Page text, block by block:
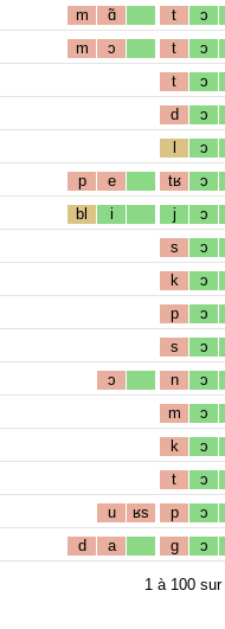
m ɑ̃ t ɔ
m ɔ t ɔ
t ɔ
d ɔ
l ɔ
p e tʁ ɔ
bl i j ɔ
s ɔ
k ɔ
p ɔ
s ɔ
ɔ n ɔ
m ɔ
k ɔ
t ɔ
u ʁs p ɔ
d a g ɔ
1 à 100 sur